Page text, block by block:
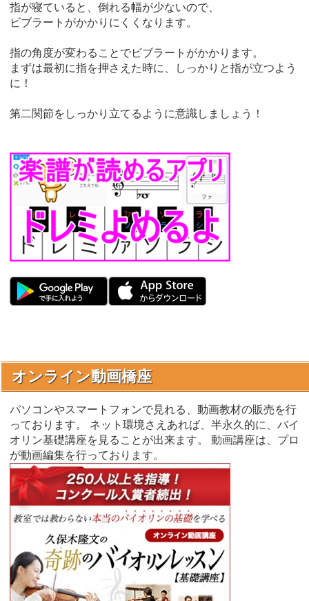
指が寝ていると、倒れる幅が少ないので、
ビブラートがかかりにくくなります。
指の角度が変わることでビブラートがかかります。
まずは最初に指を押さえた時に、しっかりと指が立つよう
に！
第二関節をしっかり立てるように意識しましょう！
オンライン動画橋座
パソコンやスマートフォンで見れる、動画教材の販売を行
っております。 ネット環境さえあれば、半永久的に、バイ
オリン基礎講座を見ることが出来ます。 動画講座は、プロ
が動画編集を行っております。